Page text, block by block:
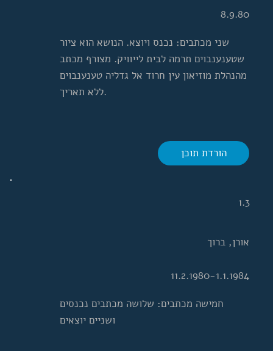
הורדת תוכן
שני מכתבים: נכנס ויוצא. הנושא הוא ציור
שטענענבוים תרמה לבית לייוויק. מצורף מכתב
מהנהלת מוזיאון עין חרוד אל גדליה טענענבוים
ללא תאריך.
8.9.80
חמישה מכתבים: שלושה מכתבים נכנסים
ושניים יוצאים
11.2.1980-1.1.1984
אורן, ברוך
1.3